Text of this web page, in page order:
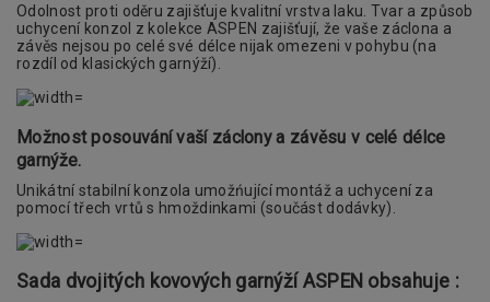
Odolnost proti oděru zajišťuje kvalitní vrstva laku. Tvar a způsob
uchycení konzol z kolekce ASPEN zajišťují, že vaše záclona a
závěs nejsou po celé své délce nijak omezeni v pohybu (na
rozdíl od klasických garnýží).
Možnost posouvání vaší záclony a závěsu v celé délce
garnýže.
Unikátní stabilní konzola umožńující montáž a uchycení za
pomocí třech vrtů s hmoždinkami (součást dodávky).
Sada dvojitých kovových garnýží ASPEN obsahuje :